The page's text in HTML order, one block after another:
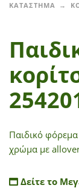
ΚΑΤΑΣΤΗΜΑ
Παιδικό
χρώμα με
Δείτε το